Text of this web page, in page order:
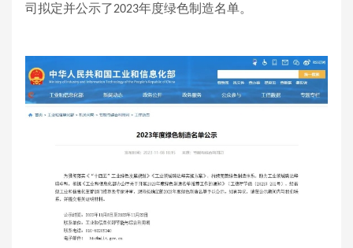
司拟定并公示了2023年度绿色制造名单。